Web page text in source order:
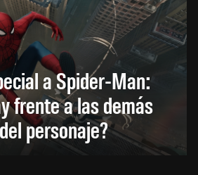
a Spider-Man:
frente a las demás
personaje?